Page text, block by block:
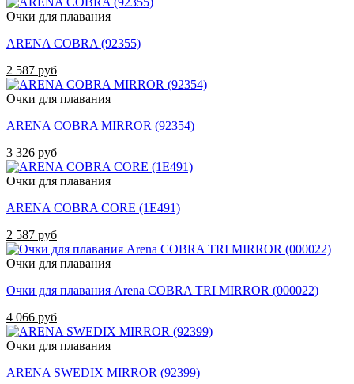
Очки для плавания
ARENA COBRA (92355)
2 587 руб
Очки для плавания
ARENA COBRA MIRROR (92354)
3 326 руб
Очки для плавания
ARENA COBRA CORE (1E491)
2 587 руб
Очки для плавания
Очки для плавания Arena COBRA TRI MIRROR (000022)
4 066 руб
Очки для плавания
ARENA SWEDIX MIRROR (92399)